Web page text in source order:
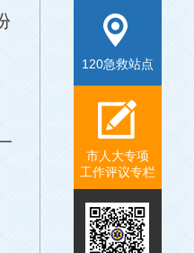
120急救站点
市人大专项
工作评议专栏